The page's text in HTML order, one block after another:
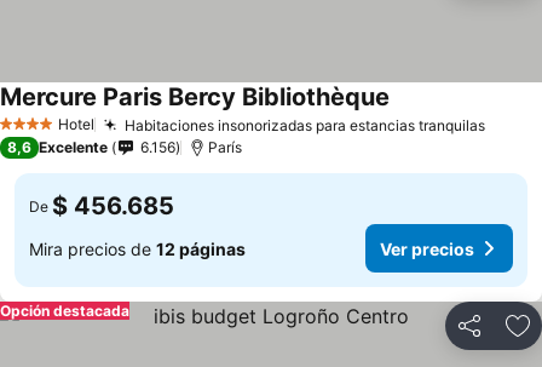
4 EstrellasHotel Habitaciones insonorizadas para estancias tranquilasVer
Mercure Paris Bercy Bibliothèque
8,6 Excelente 6.156 París
De $ 456.685
Mira precios de 12 páginas Ver precios
Compartir
Opción destacada